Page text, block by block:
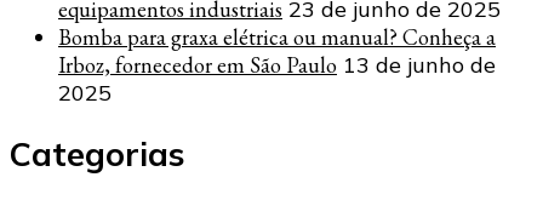
equipamentos industriais 23 de junho de 2025
Bomba para graxa elétrica ou manual? Conheça a
Irboz, fornecedor em São Paulo 13 de junho de
2025
Categorias